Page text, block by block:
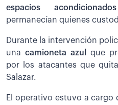
espacios
permanecían quienes
Durante la intervención
una camioneta azul que
por los atacantes que
Salazar.
El operativo estuvo a cargo